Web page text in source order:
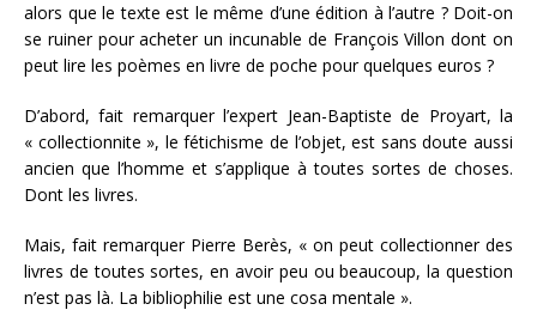
alors que le texte est le même d’une édition à l’autre ? Doit-on
se ruiner pour acheter un incunable de François Villon dont on
peut lire les poèmes en livre de poche pour quelques euros ?
D’abord, fait remarquer l’expert Jean-Baptiste de Proyart, la
« collectionnite », le fétichisme de l’objet, est sans doute aussi
ancien que l’homme et s’applique à toutes sortes de choses.
Dont les livres.
Mais, fait remarquer Pierre Berès, « on peut collectionner des
livres de toutes sortes, en avoir peu ou beaucoup, la question
n’est pas là. La bibliophilie est une cosa mentale ».